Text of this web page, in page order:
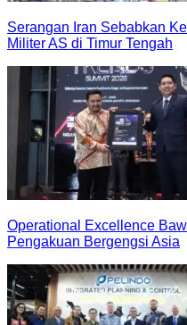
Serangan Iran Sebabkan
Militer AS di Timur Tengah
Operational Excellence
Pengakuan Bergengsi Asia